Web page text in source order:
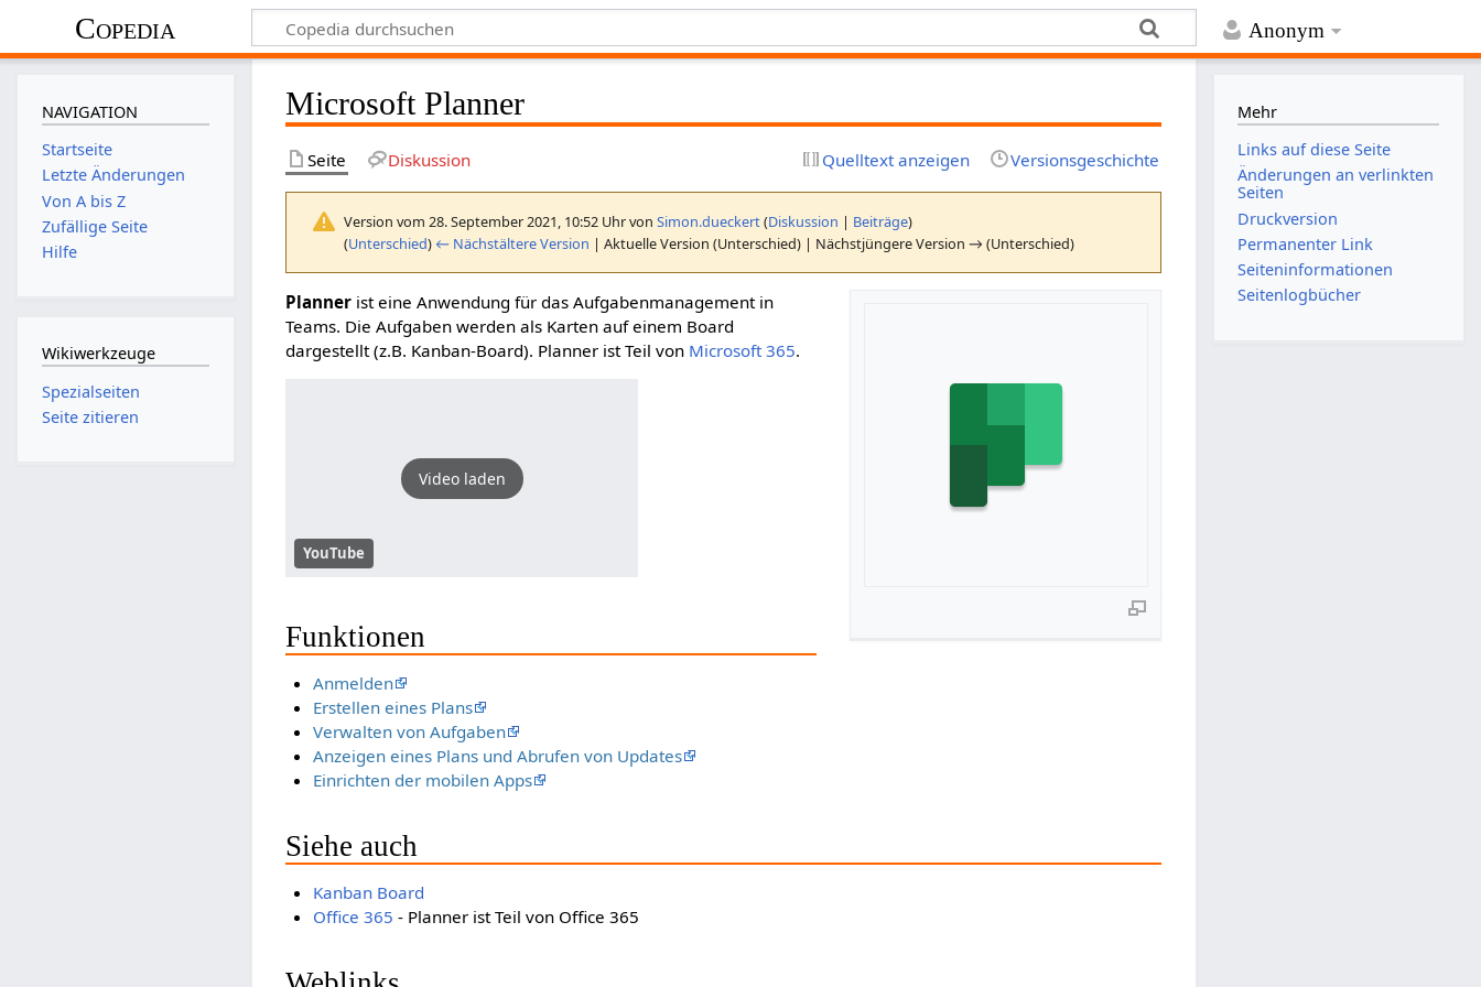
Anonym
Copedia
Microsoft Planner
Seite Diskussion Quelltext anzeigen Versionsgeschichte
Version vom 28. September 2021, 10:52 Uhr vonSimon.dueckert(Diskussion | Beiträge)
(Unterschied) ← Nächstältere Version | Aktuelle Version (Unterschied) | Nächstjüngere Version → (Unterschied)
Planner ist eine Anwendung für das Aufgabenmanagement in
Teams. Die Aufgaben werden als Karten auf einem Board
dargestellt (z.B. Kanban-Board). Planner ist Teil von Microsoft 365.
Video laden
YouTube
Funktionen
Anmelden
Erstellen eines Plans
Verwalten von Aufgaben
Anzeigen eines Plans und Abrufen von Updates
Einrichten der mobilen Apps
Siehe auch
Kanban Board
Office 365 - Planner ist Teil von Office 365
NAVIGATION
Startseite
Letzte Änderungen
Von A bis Z
Zufällige Seite
Hilfe
Wikiwerkzeuge
Spezialseiten
Seite zitieren
Mehr
Links auf diese Seite
Änderungen an verlinkten
Seiten
Druckversion
Permanenter Link
Seiten­­informationen
Seitenlogbücher